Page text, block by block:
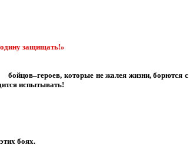
защищать!»
которые не жалея жизни, борются с
испытывать!
боях.